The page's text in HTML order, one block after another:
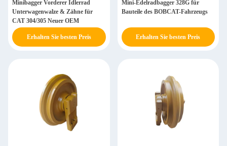
Minibagger Vorderer Idlerrad
Unterwagenwalze & Zähne für
CAT 304/305 Neuer OEM
Erhalten Sie besten Preis
Mini-Edelradbagger 328G für
Bauteile des BOBCAT-Fahrzeugs
Erhalten Sie besten Preis